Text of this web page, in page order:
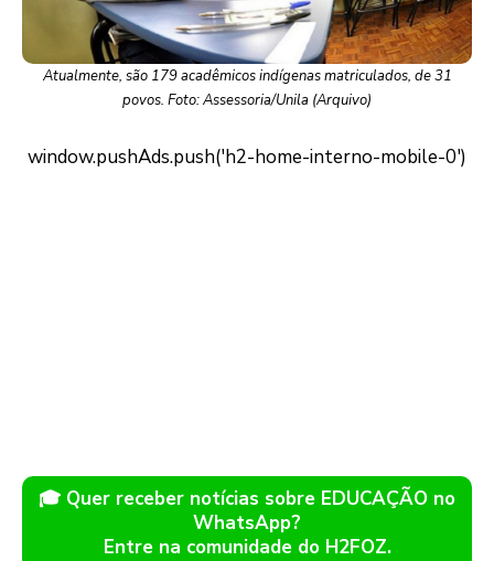
Atualmente, são 179 acadêmicos indígenas matriculados, de 31
povos. Foto: Assessoria/Unila (Arquivo)
🎓 Quer receber notícias sobre EDUCAÇÃO no
WhatsApp?
Entre na comunidade do H2FOZ.